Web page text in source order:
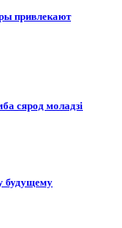
привлекают
сярод моладзі
будущему